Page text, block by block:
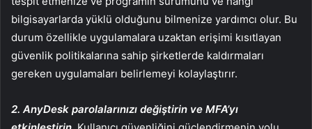
bilgisayarlarda yüklü olduğunu bilmenize yardımcı olur. Bu
durum özellikle uygulamalara uzaktan erişimi kısıtlayan
güvenlik politikalarına sahip şirketlerde kaldırmaları
gereken uygulamaları belirlemeyi kolaylaştırır.
2. AnyDesk parolalarınızı değiştirin ve MFA’yı